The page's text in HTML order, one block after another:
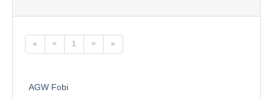
« < 1 > »
AGW Fobi